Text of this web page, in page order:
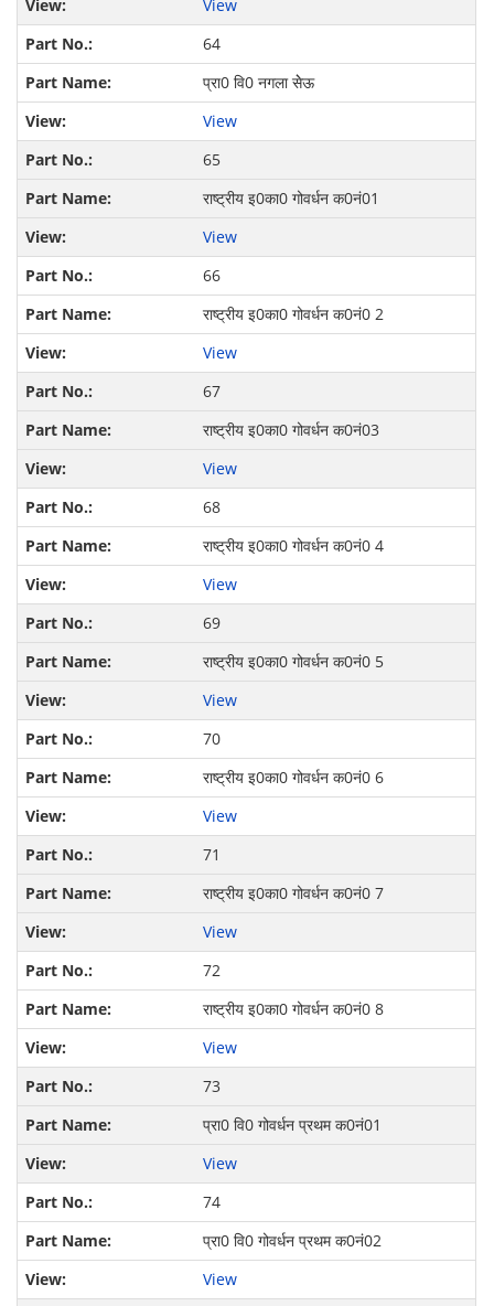
View
64
प्रा0 वि0 नगला सेेऊ
View
65
राष्ट्रीय इ0का0 गोवर्धन क0नं01
View
66
राष्ट्रीय इ0का0 गोवर्धन क0नं0 2
View
67
राष्ट्रीय इ0का0 गोवर्धन क0नं03
View
68
राष्ट्रीय इ0का0 गोवर्धन क0नं0 4
View
69
राष्ट्रीय इ0का0 गोवर्धन क0नं0 5
View
70
राष्ट्रीय इ0का0 गोवर्धन क0नं0 6
View
71
राष्ट्रीय इ0का0 गोवर्धन क0नं0 7
View
72
राष्ट्रीय इ0का0 गोवर्धन क0नं0 8
View
73
प्रा0 वि0 गोवर्धन प्रथम क0नं01
View
74
प्रा0 वि0 गोवर्धन प्रथम क0नं02
View